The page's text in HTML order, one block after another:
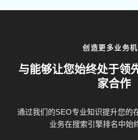
创造更多业务
与能够让您始终处于领
家合作
通过我们的SEO专业知识提升您的
业务在搜索引擎排名中始